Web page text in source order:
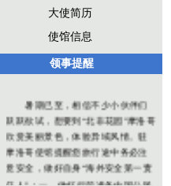
大使简历
使馆信息
领事提醒
跃跃欲试，想要到“北非花园”摩洛哥
欣赏美丽景色，体验异域风情。驻
摩洛哥使馆提醒您旅行途中务必注
意安全，做好自身“海外安全第一责
任人”：一、做好行前准备中国公民